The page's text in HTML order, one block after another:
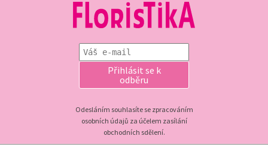
Přihlásit se k
odběru
Odesláním souhlasíte se zpracováním
osobních údajů za účelem zasílání
obchodních sdělení.